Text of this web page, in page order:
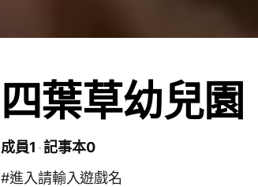
四葉草幼兒園
成員1 記事本0
#進入請輸入遊戲名